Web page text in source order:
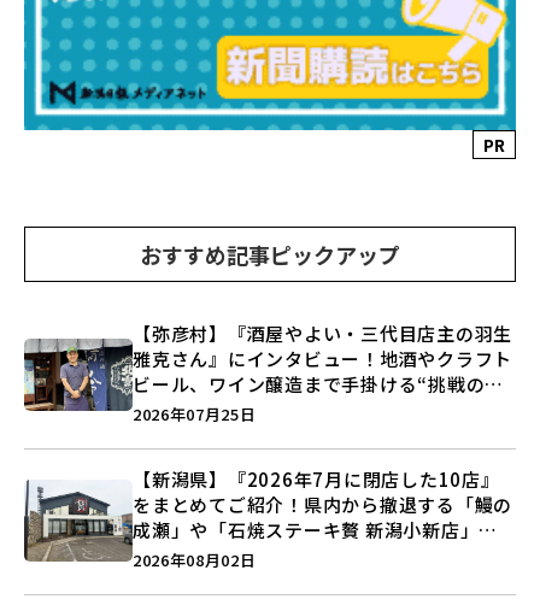
PR
おすすめ記事ピックアップ
【弥彦村】『酒屋やよい・三代目店主の羽生
雅克さん』にインタビュー！地酒やクラフト
ビール、ワイン醸造まで手掛ける“挑戦の歴
史”に迫る♪
2026年07月25日
【新潟県】『2026年7月に閉店した10店』
をまとめてご紹介！県内から撤退する「鰻の
成瀬」や「石焼ステーキ贅 新潟小新店」が
営業に幕…。
2026年08月02日